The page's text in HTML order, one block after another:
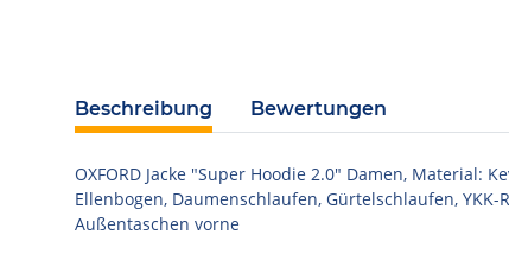
Beschreibung Bewertungen
OXFORD Jacke "Super Hoodie 2.0" Damen, Material:
Ellenbogen, Daumenschlaufen, Gürtelschlaufen,
Außentaschen vorne